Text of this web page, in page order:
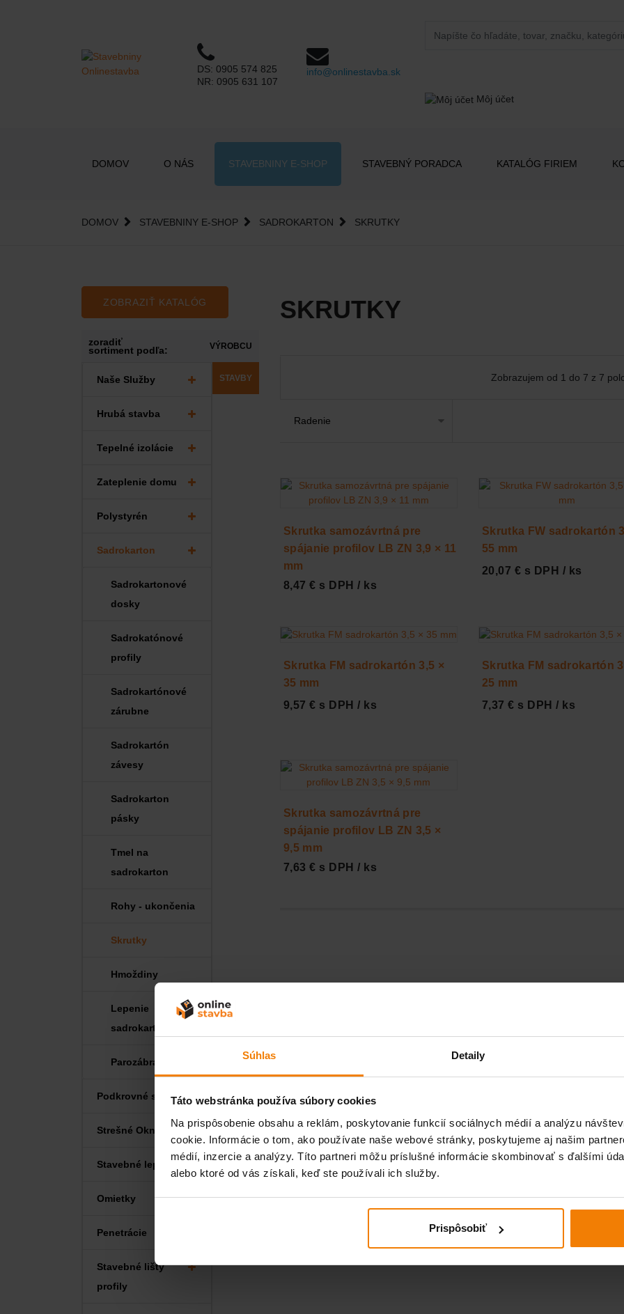
Súhlas Detaily
Táto webstránka používa súbory cookies
Na prispôsobenie obsahu a reklám, poskytovanie funkcií sociálnych médií a analýzu
cookie. Informácie o tom, ako používate naše webové stránky, poskytujeme aj našim
médií, inzercie a analýzy. Títo partneri môžu príslušné informácie skombinovať s ďalšími
alebo ktoré od vás získali, keď ste používali ich služby.
Prispôsobiť
DS:0905 574 825
NR:0905 631 107
info@onlinestavba.sk
Môj účet
DOMOV O NÁS STAVEBNINY E-SHOP STAVEBNÝ PORADCA KATALÓG FIRIEM
DOMOV STAVEBNINY E-SHOP SADROKARTON SKRUTKY
ZOBRAZIŤ KATALÓG
zoradiť
sortiment podľa: VÝROBCU
STAVBY
Naše Služby
Hrubá stavba
Tepelné izolácie
Zateplenie domu
Polystyrén
Sadrokarton
Sadrokartonové
dosky
Sadrokatónové
profily
Sadrokartónové
zárubne
Sadrokartón
závesy
Sadrokarton
pásky
Tmel na
sadrokarton
Rohy - ukončenia
Skrutky
Hmoždiny
Lepenie
sadrokartónu
Parozábrana
Podkrovné schody
Strešné Okná
Stavebné lepidlá
Omietky
Penetrácie
Stavebné lišty
profily
SKRUTKY
Zobrazujem od 1 do 7 z 7
Skrutka samozávrtná pre
spájanie profilov LB ZN 3,9 × 11
mm
8,47 € s DPH / ks
Skrutka FW sadrokartón
55 mm
20,07 € s DPH / ks
Skrutka FM sadrokartón 3,5 ×
35 mm
9,57 € s DPH / ks
Skrutka FM sadrokartón
25 mm
7,37 € s DPH / ks
Skrutka samozávrtná pre
spájanie profilov LB ZN 3,5 ×
9,5 mm
7,63 € s DPH / ks